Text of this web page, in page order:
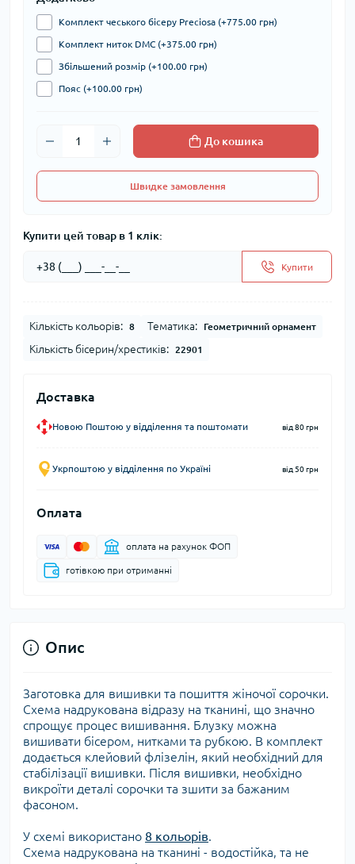
Комплект чеського бісеру Preciosa (+775.00 грн)
Комплект ниток DMC (+375.00 грн)
Збільшений розмір (+100.00 грн)
Пояс (+100.00 грн)
До кошика
Швидке замовлення
Купити цей товар в 1 клік:
Купити
Кількість кольорів: 8 Тематика: Геометричний орнамент
Кількість бісерин/хрестиків: 22901
Доставка
Новою Поштою у відділення та поштомати від 80 грн
Укрпоштою у відділення по Україні від 50 грн
Оплата
оплата на рахунок ФОП
готівкою при отриманні
Опис
Заготовка для вишивки та пошиття жіночої сорочки.
Схема надрукована відразу на тканині, що значно
спрощує процес вишивання. Блузку можна
вишивати бісером, нитками та рубкою. В комплект
додається клейовий флізелін, який необхідний для
стабілізації вишивки. Після вишивки, необхідно
викроїти деталі сорочки та зшити за бажаним
фасоном.
У схемі використано 8 кольорів.
Схема надрукована на тканині - водостійка, та не